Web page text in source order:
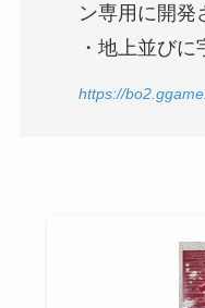
ン専用に開発
・地上並び
https://